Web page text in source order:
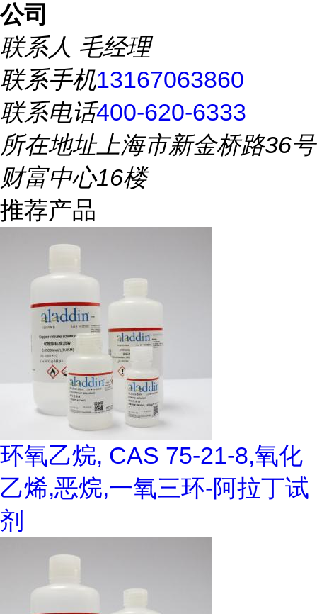
公司
联系人 毛经理
联系手机13167063860
联系电话400-620-6333
所在地址上海市新金桥路36号
财富中心16楼
推荐产品
环氧乙烷, CAS 75-21-8,氧化
乙烯,恶烷,一氧三环-阿拉丁试
剂